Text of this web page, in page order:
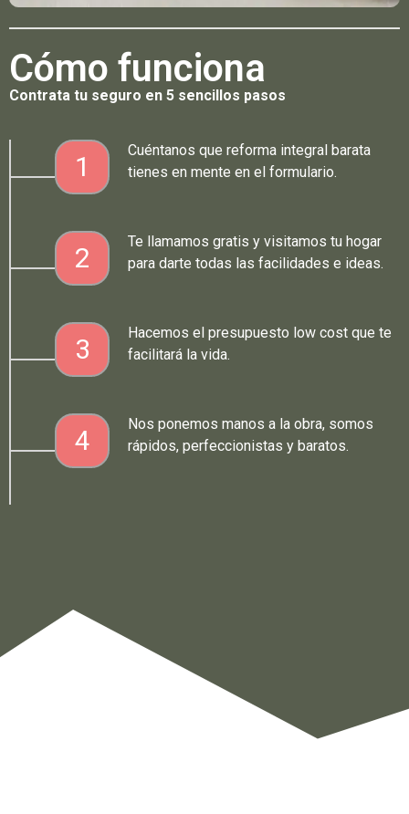
Cómo funciona
Contrata tu seguro en 5 sencillos pasos
1
Cuéntanos que reforma integral barata
tienes en mente en el formulario.
2
Te llamamos gratis y visitamos tu hogar
para darte todas las facilidades e ideas.
3
Hacemos el presupuesto low cost que te
facilitará la vida.
4
Nos ponemos manos a la obra, somos
rápidos, perfeccionistas y baratos.